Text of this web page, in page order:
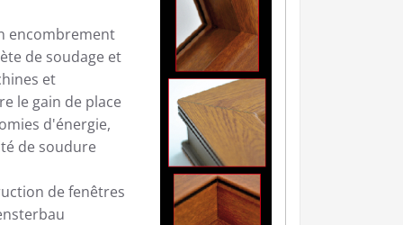
encombrement
de soudage et
et
le gain de place
d'énergie,
de soudure
de fenêtres